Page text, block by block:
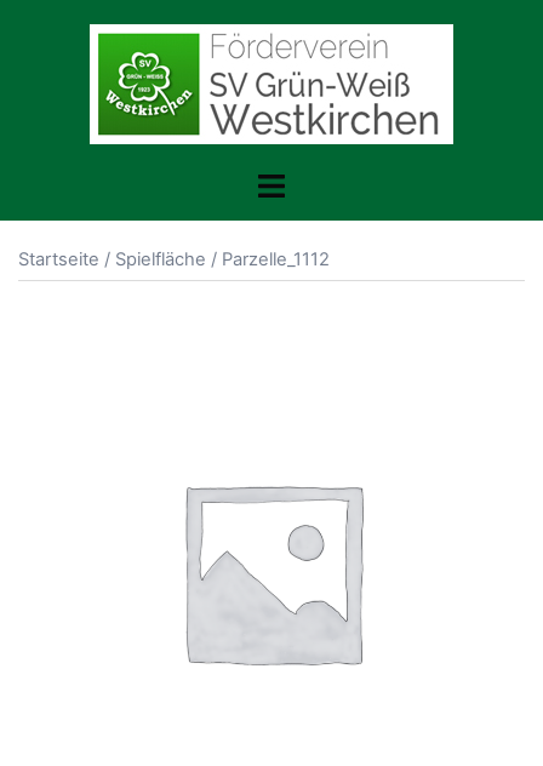
Toggle
Startseite / Spielfläche / Parzelle_1112